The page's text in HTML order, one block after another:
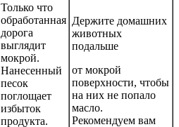
Только что
обработанная
дорога
выглядит
мокрой.
Нанесенный
песок
поглощает
избыток
продукта.
Держите домашних
животных
подальше
от мокрой
поверхности, чтобы
на них не попало
масло.
Рекомендуем вам